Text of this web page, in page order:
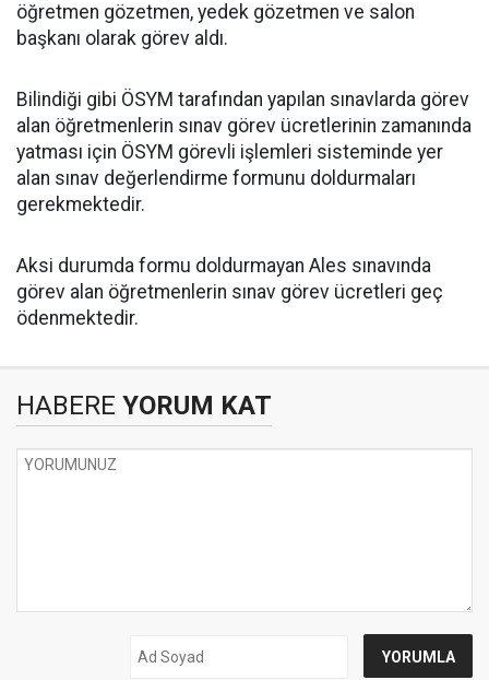
öğretmen gözetmen, yedek gözetmen ve salon
başkanı olarak görev aldı.
Bilindiği gibi ÖSYM tarafından yapılan sınavlarda görev
alan öğretmenlerin sınav görev ücretlerinin zamanında
yatması için ÖSYM görevli işlemleri sisteminde yer
alan sınav değerlendirme formunu doldurmaları
gerekmektedir.
Aksi durumda formu doldurmayan Ales sınavında
görev alan öğretmenlerin sınav görev ücretleri geç
ödenmektedir.
HABERE YORUM KAT